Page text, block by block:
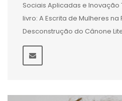
Sociais Aplicadas e
livro: A Escrita de Mulheres
Desconstrução do Cânone